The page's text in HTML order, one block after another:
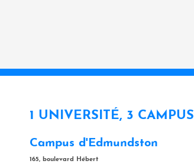
1 UNIVERSITÉ, 3 CAMPUS
Campus d'Edmundston
165, boulevard Hébert